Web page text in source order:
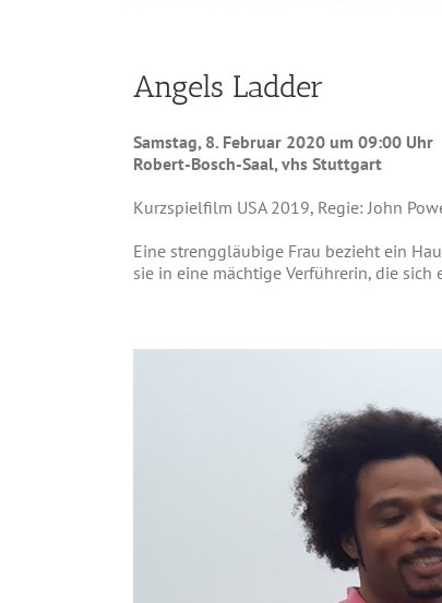
Angels Ladder
Samstag, 8. Februar 2020 um 09:00 Uhr
Robert-Bosch-Saal, vhs Stuttgart
Kurzspielfilm USA 2019, Regie: John
Eine strenggläubige Frau bezieht ein
sie in eine mächtige Verführerin, die